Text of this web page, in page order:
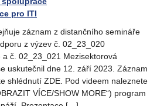
pro ITI
záznam z distančního semináře
z výzev č. 02_23_020
č. 02_23_021 Mezisektorová
uskutečnil dne 12. září 2023. Záznam
shlédnutí ZDE. Pod videem naleznete
VÍCE/SHOW MORE“) program